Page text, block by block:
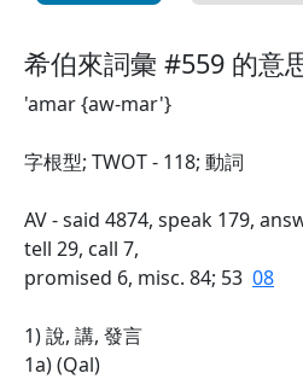
希伯來詞彙 #559 的意
'amar {aw-mar'}
字根型; TWOT - 118; 動詞
AV - said 4874, speak 179,
tell 29, call 7,
promised 6, misc. 84; 53 08
1) 說, 講, 發言
1a) (Qal)